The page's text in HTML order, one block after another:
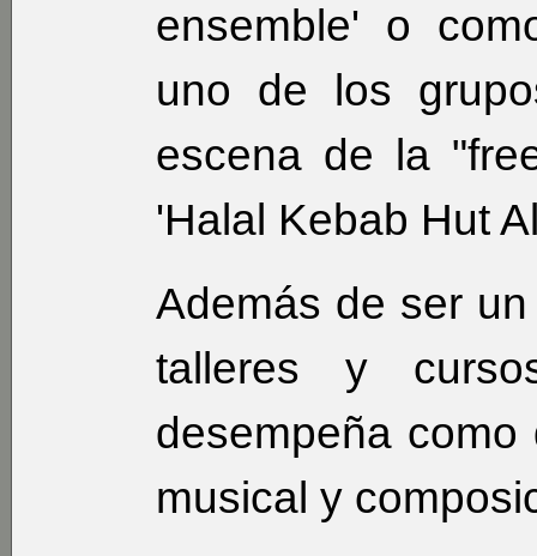
ensemble' o
uno de los
escena de la
'Halal Kebab Hut
Además de ser
talleres y
desempeña
musical y